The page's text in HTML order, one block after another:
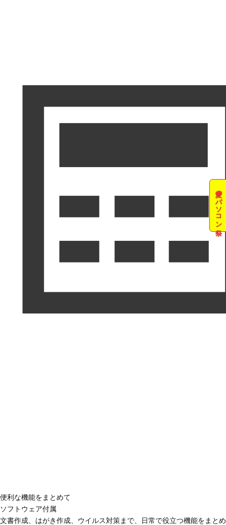
夏のパソコン祭
便利な機能をまとめて
ソフトウェア付属
文書作成、はがき作成、ウイルス対策まで、日常で役立つ機能をまと